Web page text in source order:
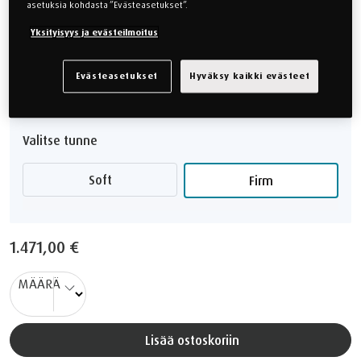
105x200x5 cm
140x200x5 cm
Näytä lisää kokoja
Valitse tunne
Soft Firm
1.471,00 €
MÄÄRÄ
Lisää ostoskoriin
asetuksia kohdasta ”Evästeasetukset”.
Yksityisyys ja evästeilmoitus
Hyväksy kaikki evästeet
Evästeasetukset